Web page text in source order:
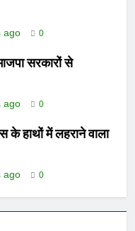
ago 0
सरकारों से
ago 0
के हाथों में लहराने वाला
ago 0